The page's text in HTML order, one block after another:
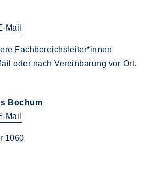
Mail
Fachbereichsleiter*innen
oder nach Vereinbarung vor Ort.
Bochum
Mail
1060